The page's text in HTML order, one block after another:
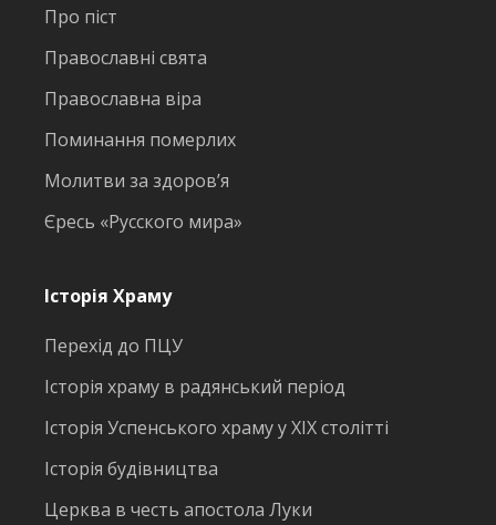
Про піст
Православні свята
Православна віра
Поминання померлих
Молитви за здоров’я
Єресь «Русского мира»
Історія Храму
Перехід до ПЦУ
Історія храму в радянський період
Історія Успенського храму у ХІХ столітті
Історія будівництва
Церква в честь апостола Луки